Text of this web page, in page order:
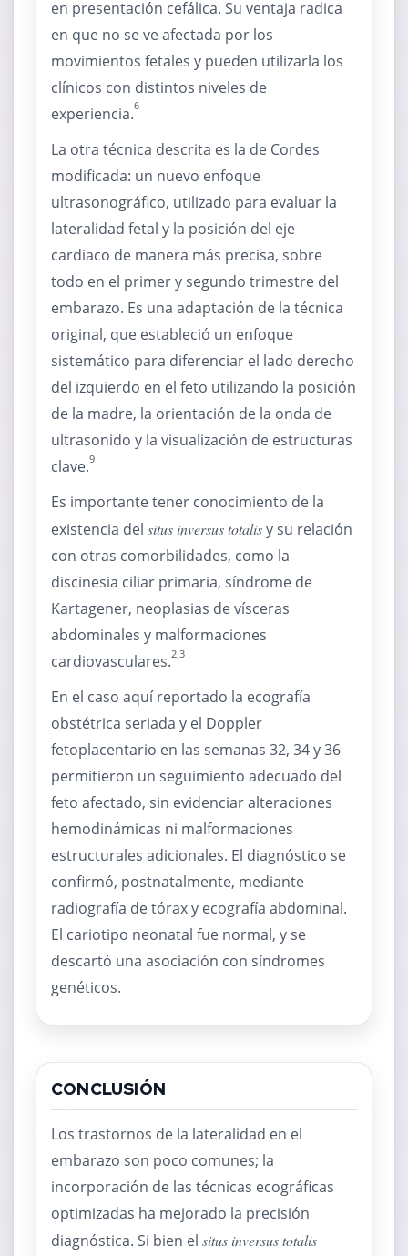
en presentación cefálica. Su ventaja radica
en que no se ve afectada por los
movimientos fetales y pueden utilizarla los
clínicos con distintos niveles de
experiencia.6
La otra técnica descrita es la de Cordes
modificada: un nuevo enfoque
ultrasonográfico, utilizado para evaluar la
lateralidad fetal y la posición del eje
cardiaco de manera más precisa, sobre
todo en el primer y segundo trimestre del
embarazo. Es una adaptación de la técnica
original, que estableció un enfoque
sistemático para diferenciar el lado derecho
del izquierdo en el feto utilizando la posición
de la madre, la orientación de la onda de
ultrasonido y la visualización de estructuras
clave.9
Es importante tener conocimiento de la
existencia del situs inversus totalisy su relación
con otras comorbilidades, como la
discinesia ciliar primaria, síndrome de
Kartagener, neoplasias de vísceras
abdominales y malformaciones
cardiovasculares.2,3
En el caso aquí reportado la ecografía
obstétrica seriada y el Doppler
fetoplacentario en las semanas 32, 34 y 36
permitieron un seguimiento adecuado del
feto afectado, sin evidenciar alteraciones
hemodinámicas ni malformaciones
estructurales adicionales. El diagnóstico se
confirmó, postnatalmente, mediante
radiografía de tórax y ecografía abdominal.
El cariotipo neonatal fue normal, y se
descartó una asociación con síndromes
genéticos.
CONCLUSIÓN
Los trastornos de la lateralidad en el
embarazo son poco comunes; la
incorporación de las técnicas ecográficas
optimizadas ha mejorado la precisión
diagnóstica. Si bien el situs inversus totalis